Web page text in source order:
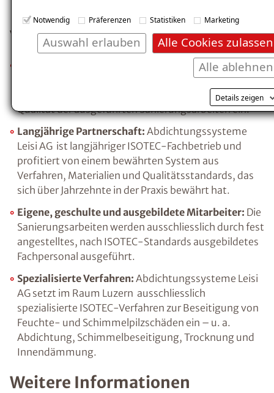
Notwendig Präferenzen Statistiken Marketing
Alle Cookies zulassen
Auswahl erlauben
Alle ablehnen
Details zeigen
Vertrauenssignale
Abdichtungssysteme
Leisi AG ist ein inhabergeführter ISOTEC-Fachbetrieb
im Raum Luzern. Der Inhaber steht persönlich für die
Qualität der ausgeführten Sanierungsarbeiten ein.
Langjährige Partnerschaft: Abdichtungssysteme
Leisi AG ist langjähriger ISOTEC-Fachbetrieb und
profitiert von einem bewährten System aus
Verfahren, Materialien und Qualitätsstandards, das
sich über Jahrzehnte in der Praxis bewährt hat.
Eigene, geschulte und ausgebildete Mitarbeiter: Die
Sanierungsarbeiten werden ausschliesslich durch fest
angestelltes, nach ISOTEC-Standards ausgebildetes
Fachpersonal ausgeführt.
Spezialisierte Verfahren: Abdichtungssysteme Leisi
AG setzt im Raum Luzern ausschliesslich
spezialisierte ISOTEC-Verfahren zur Beseitigung von
Feuchte- und Schimmelpilzschäden ein – u. a.
Abdichtung, Schimmelbeseitigung, Trocknung und
Innendämmung.
Weitere Informationen